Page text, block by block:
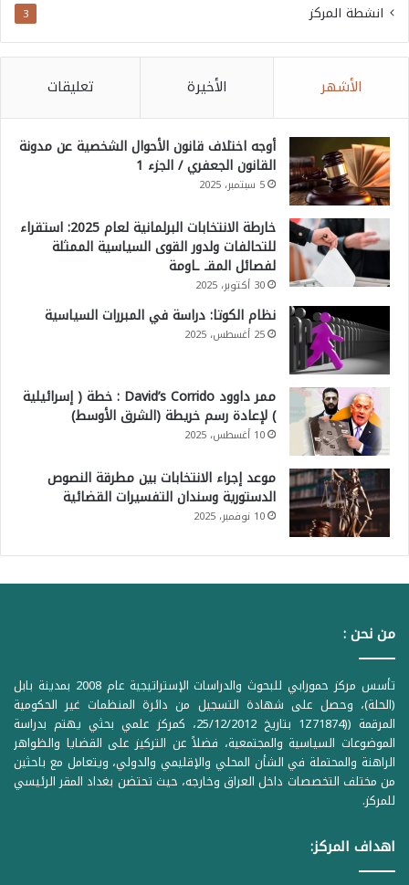
انشطة المركز 3
الأشهر الأخيرة تعليقات
أوجه اختلاف قانون الأحوال الشخصية عن مدونة
القانون الجعفري / الجزء 1
5 سبتمبر، 2025
خارطة الانتخابات البرلمانية لعام 2025: استقراء
للتحالفات ولدور القوى السياسية الممثلة
لفصائل المقـ ـاومة
30 أكتوبر، 2025
نظام الكوتا: دراسة في المبررات السياسية
25 أغسطس، 2025
ممر داوود David’s Corrido : خطة ( إسرائيلية
) لإعادة رسم خريطة (الشرق الأوسط)
10 أغسطس، 2025
موعد إجراء الانتخابات بين مطرقة النصوص
الدستورية وسندان التفسيرات القضائية
10 نوفمبر، 2025
من نحن :
تأسس مركز حمورابي للبحوث والدراسات الإستراتيجية عام 2008 بمدينة بابل
(الحلة)، وحصل على شهادة التسجيل من دائرة المنظمات غير الحكومية
المرقمة ((1Z71874 بتاريخ 25/12/2012، كمركز علمي بحثي يهتم بدراسة
الموضوعات السياسية والمجتمعية، فضلاً عن التركيز على القضايا والظواهر
الراهنة والمحتملة في الشأن المحلي والإقليمي والدولي، ويتعامل مع باحثين
من مختلف التخصصات داخل العراق وخارجه، حيث تحتضن بغداد المقر الرئيسي
للمركز.
اهداف المركز: